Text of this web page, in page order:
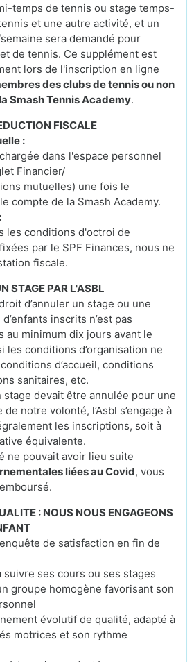
temps de tennis ou stage temps-
et une autre activité, et un
sera demandé pour
de tennis. Ce supplément est
lors de l'inscription en ligne
des clubs de tennis ou non
Smash Tennis Academy.
FISCALE
:
dans l'espace personnel
Financier/
mutuelles) une fois le
compte de la Smash Academy.
les conditions d'octroi de
par le SPF Finances, nous ne
fiscale.
STAGE PAR L'ASBL
d’annuler un stage ou une
inscrits n’est pas
au minimum dix jours avant le
les conditions d’organisation ne
d’accueil, conditions
sanitaires, etc.
stage devait être annulée pour une
notre volonté, l’Asbl s’engage à
les inscriptions, soit à
équivalente.
ne pouvait avoir lieu suite
liées au Covid, vous
: NOUS NOUS ENGAGEONS
de satisfaction en fin de
ses cours ou ses stages
groupe homogène favorisant son
évolutif de qualité, adapté à
motrices et son rythme